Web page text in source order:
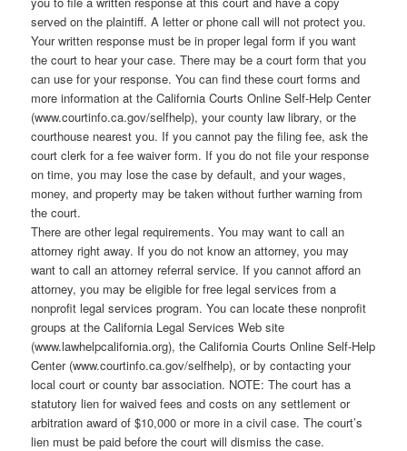
served on the plaintiff. A letter or phone call will not protect you.
Your written response must be in proper legal form if you want
the court to hear your case. There may be a court form that you
can use for your response. You can find these court forms and
more information at the California Courts Online Self-Help Center
(www.courtinfo.ca.gov/selfhelp), your county law library, or the
courthouse nearest you. If you cannot pay the filing fee, ask the
court clerk for a fee waiver form. If you do not file your response
on time, you may lose the case by default, and your wages,
money, and property may be taken without further warning from
the court.
There are other legal requirements. You may want to call an
attorney right away. If you do not know an attorney, you may
want to call an attorney referral service. If you cannot afford an
attorney, you may be eligible for free legal services from a
nonprofit legal services program. You can locate these nonprofit
groups at the California Legal Services Web site
(www.lawhelpcalifornia.org), the California Courts Online Self-Help
Center (www.courtinfo.ca.gov/selfhelp), or by contacting your
local court or county bar association. NOTE: The court has a
statutory lien for waived fees and costs on any settlement or
arbitration award of $10,000 or more in a civil case. The court’s
lien must be paid before the court will dismiss the case.